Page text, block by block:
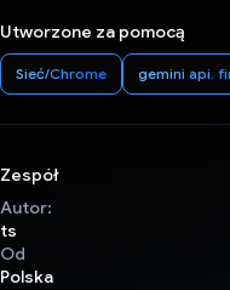
Utworzone za pomocą
Sieć/Chrome gemini api.
Zespół
Autor:
ts
Od
Polska